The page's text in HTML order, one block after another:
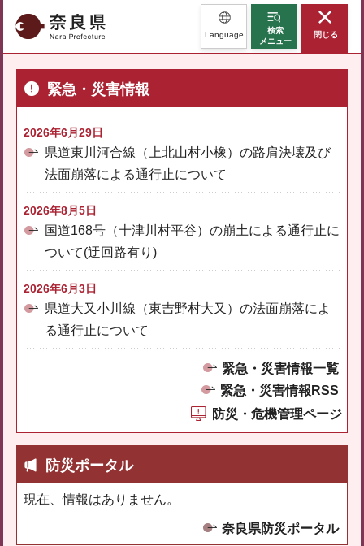
奈良県 Language
検索
メニュー
閉じる
緊急・災害情報
2026年6月29日
県道東川河合線（上北山村小橡）の路肩決壊及び
法面崩落による通行止について
2026年8月5日
国道168号（十津川村平谷）の崩土による通行止に
ついて(迂回路有り)
2026年6月3日
県道大又小川線（東吉野村大又）の法面崩落によ
る通行止について
緊急・災害情報一覧
緊急・災害情報RSS
防災・危機管理ページ
防災ポータル
現在、情報はありません。
奈良県防災ポータル